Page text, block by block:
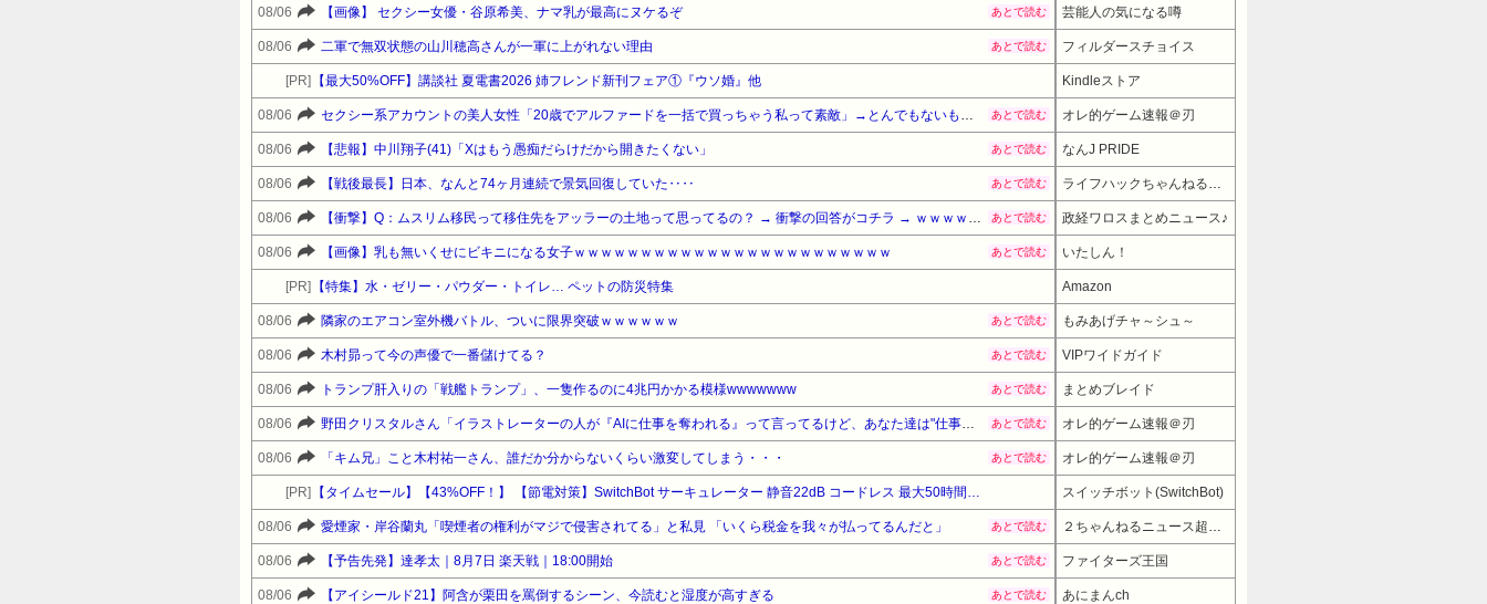
08/06 【画像】 セクシー女優・谷原希美、ナマ乳が最高にヌケるぞ あとで読む 芸能人の気になる噂
08/06 二軍で無双状態の山川穂高さんが一軍に上がれない理由 あとで読む フィルダースチョイス
[PR] 【最大50%OFF】講談社 夏電書2026 姉フレンド新刊フェア①『ウソ婚』他 Kindleストア
08/06 セクシー系アカウントの美人女性「20歳でアルファードを一括で買っちゃう私って素敵」→とんでもないものが映り込んでしまい、終わる あとで読む オレ的ゲーム速報＠刃
08/06 【悲報】中川翔子(41)「Xはもう愚痴だらけだから開きたくない」 あとで読む なんJ PRIDE
08/06 【戦後最長】日本、なんと74ヶ月連続で景気回復していた‥‥ あとで読む ライフハックちゃんねる弐式
08/06 【衝撃】Q：ムスリム移民って移住先をアッラーの土地って思ってるの？ → 衝撃の回答がコチラ → ｗｗｗｗｗｗｗｗｗｗｗｗｗｗ あとで読む 政経ワロスまとめニュース♪
08/06 【画像】乳も無いくせにビキニになる女子ｗｗｗｗｗｗｗｗｗｗｗｗｗｗｗｗｗｗｗｗｗｗｗｗ あとで読む いたしん！
[PR] 【特集】水・ゼリー・パウダー・トイレ… ペットの防災特集 Amazon
08/06 隣家のエアコン室外機バトル、ついに限界突破ｗｗｗｗｗｗ あとで読む もみあげチャ～シュ～
08/06 木村昴って今の声優で一番儲けてる？ あとで読む VIPワイドガイド
08/06 トランプ肝入りの「戦艦トランプ」、一隻作るのに4兆円かかる模様wwwwwww あとで読む まとめブレイド
08/06 野田クリスタルさん「イラストレーターの人が『AIに仕事を奪われる』って言ってるけど、あなた達は"仕事を奪う側"じゃない？」 あとで読む オレ的ゲーム速報＠刃
08/06 「キム兄」こと木村祐一さん、誰だか分からないくらい激変してしまう・・・ あとで読む オレ的ゲーム速報＠刃
[PR] 【タイムセール】【43%OFF！】 【節電対策】SwitchBot サーキュレーター 静音22dB コードレス 最大50時間 - スイッチボット ~30畳 Alexa対応 扇風機 DCモーター 3D首振り 無段階風量調整 充電式バッテリー搭載 リモコン付き 梅雨対策 省エネ スイッチボット(SwitchBot)
08/06 愛煙家・岸谷蘭丸「喫煙者の権利がマジで侵害されてる」と私見 「いくら税金を我々が払ってるんだと」 あとで読む ２ちゃんねるニュース超速まとめ＋
08/06 【予告先発】達孝太｜8月7日 楽天戦｜18:00開始 あとで読む ファイターズ王国
08/06 【アイシールド21】阿含が栗田を罵倒するシーン、今読むと湿度が高すぎる あとで読む あにまんch